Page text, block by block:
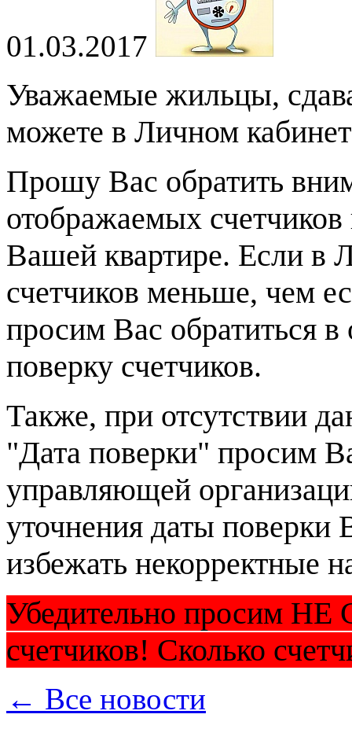
01.03.2017
Уважаемые жильцы,
можете в Личном
Прошу Вас обратить
отображаемых
Вашей квартире. Если в
счетчиков меньше, чем
просим Вас обратиться в
поверку счетчиков.
Также, при отсутствии
"Дата поверки" просим
управляющей
уточнения даты поверки
избежать некорректные
Убедительно просим
счетчиков! Сколько
← Все новости